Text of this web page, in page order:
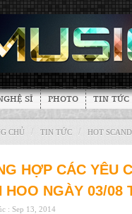
SĨ PHOTO TIN TỨC
CHỦ / TIN TỨC / HOT
HỢP CÁC YÊU
HOO NGÀY 03/08
: Sep 13, 2014